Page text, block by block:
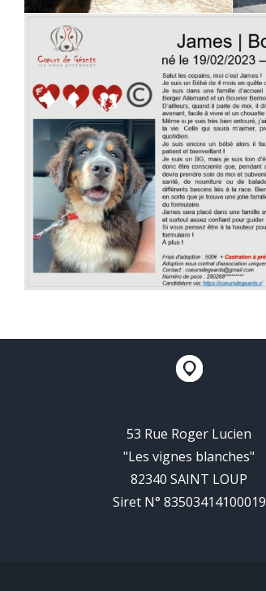
53 Rue Roger Lucien
"Les vignes blanches"
82340 SAINT LOUP
Siret N° 83503414100019